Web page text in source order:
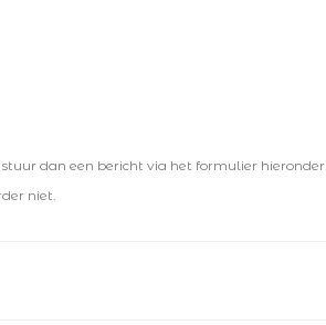
dan een bericht via het formulier hieronder.
niet.